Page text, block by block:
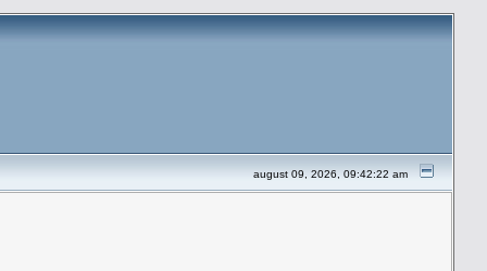
august 09, 2026, 09:42:22 am